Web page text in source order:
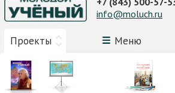
Проекты Меню
info@moluch.ru